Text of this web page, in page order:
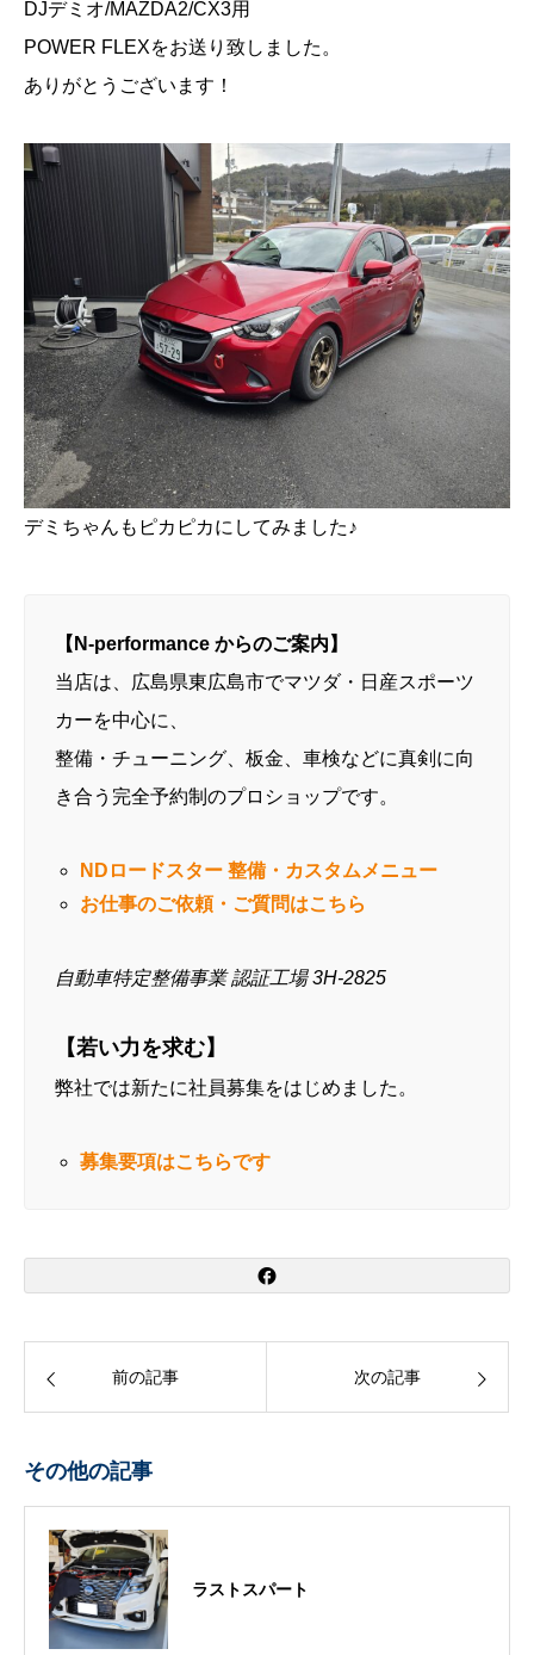
DJデミオ/MAZDA2/CX3用
POWER FLEXをお送り致しました。
ありがとうございます！
デミちゃんもピカピカにしてみました♪
【N-performance からのご案内】
当店は、広島県東広島市でマツダ・日産スポーツ
カーを中心に、
整備・チューニング、板金、車検などに真剣に向
き合う完全予約制のプロショップです。
NDロードスター 整備・カスタムメニュー
お仕事のご依頼・ご質問はこちら
自動車特定整備事業 認証工場 3H-2825
【若い力を求む】
弊社では新たに社員募集をはじめました。
募集要項はこちらです
前の記事 次の記事
その他の記事
ラストスパート